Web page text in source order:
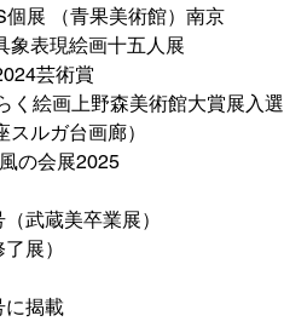
展 （青果美術館）南京
表現絵画十五人展
芸術賞
く絵画上野森美術館大賞展入選
ルガ台画廊）
の会展2025
武蔵美卒業展）
展）
に揭載